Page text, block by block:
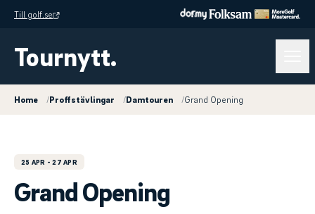
Till golf.se
Tournytt.
Home /Proffstävlingar /Damtouren /Grand Opening
25 APR - 27 APR
Grand Opening